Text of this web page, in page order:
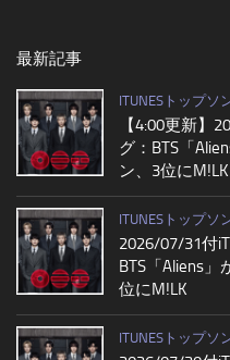
最新記事
ITUNESトップソ
【4:00更新】
グ：BTS「
ン、3位にM!LK
ITUNESトップソ
2026/07/31付
BTS「Aliens
位にM!LK
ITUNESトップソ